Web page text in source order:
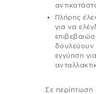
Πλήρης
για να
εγγύηση
Σε